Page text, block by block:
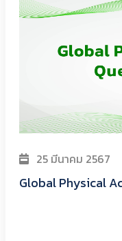
25 มีนาคม 2567
Global Physical